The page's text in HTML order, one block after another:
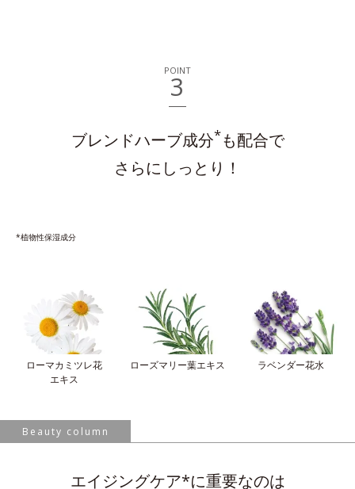
POINT
3
ブレンドハーブ成分*も配合で
さらにしっとり！
*植物性保湿成分
ローマカミツレ花
エキス
ローズマリー葉エキス ラベンダー花水
Beauty column
エイジングケア*に重要なのは